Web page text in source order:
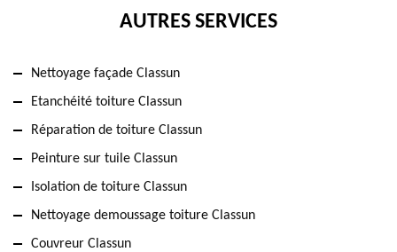
AUTRES SERVICES
Nettoyage façade Classun
Etanchéité toiture Classun
Réparation de toiture Classun
Peinture sur tuile Classun
Isolation de toiture Classun
Nettoyage demoussage toiture Classun
Couvreur Classun